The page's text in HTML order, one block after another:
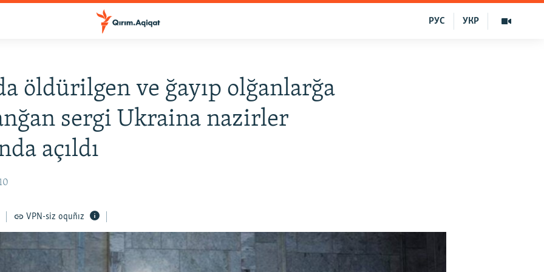
УКР
РУС
öldürilgen ve ğayıp olğanlarğa
sergi Ukraina nazirler
açıldı
VPN-siz oquñız